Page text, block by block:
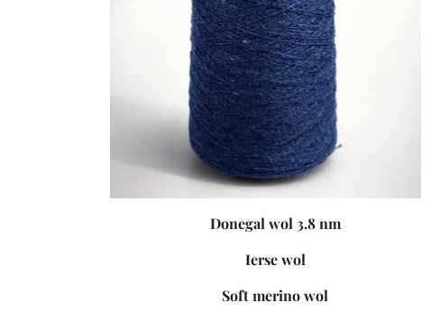
Donegal wol 3.8 nm
Ierse wol
Soft merino wol